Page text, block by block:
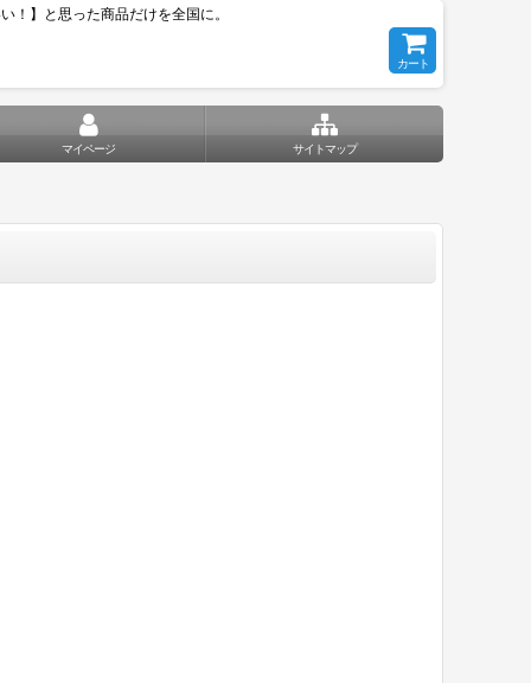
！】と思った商品だけを全国に。
カート
マイページ サイトマップ